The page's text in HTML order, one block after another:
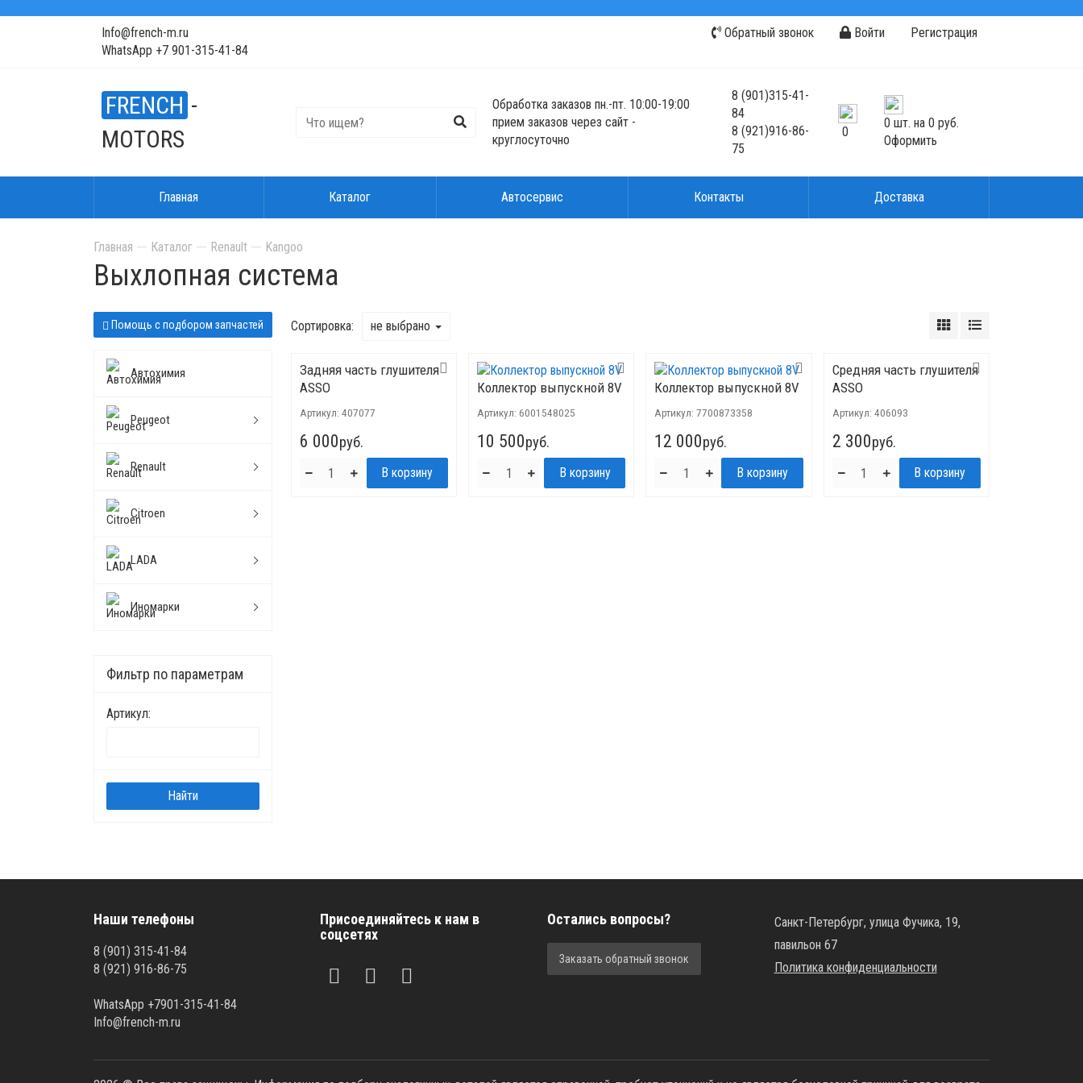
Info@french-m.ru
WhatsApp +7 901-315-41-84
Обратный звонок Войти Регистрация
FRENCH -
MOTORS
Обработка заказов пн.-пт. 10:00-19:00
прием заказов через сайт -
круглосуточно
8(901)315-41-
84
8(921)916-86-
75
0
0 шт. на 0 руб.
Оформить
Главная Каталог Автосервис Контакты Доставка
Главная Каталог Renault Kangoo
Выхлопная система
Помощь с подбором запчастей
Автохимия
Peugeot
Renault
Citroen
LADA
Иномарки
Фильтр по параметрам
Артикул:
Сортировка: не выбрано
Задняя часть глушителя
ASSO
Артикул: 407077
6 000руб.
Коллектор выпускной 8V
Артикул: 6001548025
10 500руб.
Коллектор выпускной 8V
Артикул:7700873358
12 000руб.
Средняя часть глушителя
ASSO
Артикул: 406093
2 300руб.
Наши телефоны
8 (901) 315-41-84
8 (921) 916-86-75
WhatsApp +7901-315-41-84
Info@french-m.ru
Присоединяйтесь к нам в
соцсетях
Остались вопросы?
Заказать обратный звонок
Санкт-Петербург, улица Фучика, 19,
павильон 67
Политика конфиденциальности